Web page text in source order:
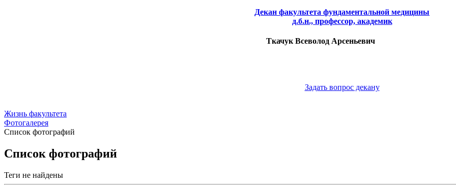
Декан факультета фундаментальной медицины
д.б.н., профессор, академик
Ткачук Всеволод Арсеньевич
Задать вопрос декану
Жизнь факультета
Фотогалерея
Список фотографий
Список фотографий
Теги не найдены